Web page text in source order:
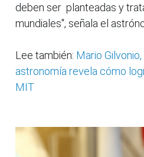
deben ser planteadas y
mundiales", señala el
Lee también: Mario
astronomía revela cómo
MIT